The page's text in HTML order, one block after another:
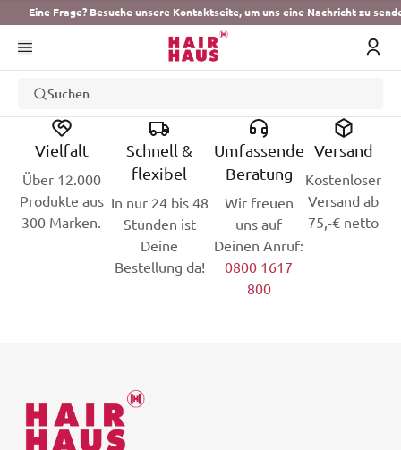
Eine Frage? Besuche unsere Kontaktseite, um uns eine Nachricht zu
Suchen
Vielfalt
Über 12.000
Produkte aus
300 Marken.
Schnell &
flexibel
In nur 24 bis 48
Stunden ist
Deine
Bestellung da!
Umfassende
Beratung
Wir freuen
uns auf
Deinen Anruf:
0800 1617
800
Versand
Kostenloser
Versand ab
75,-€ netto